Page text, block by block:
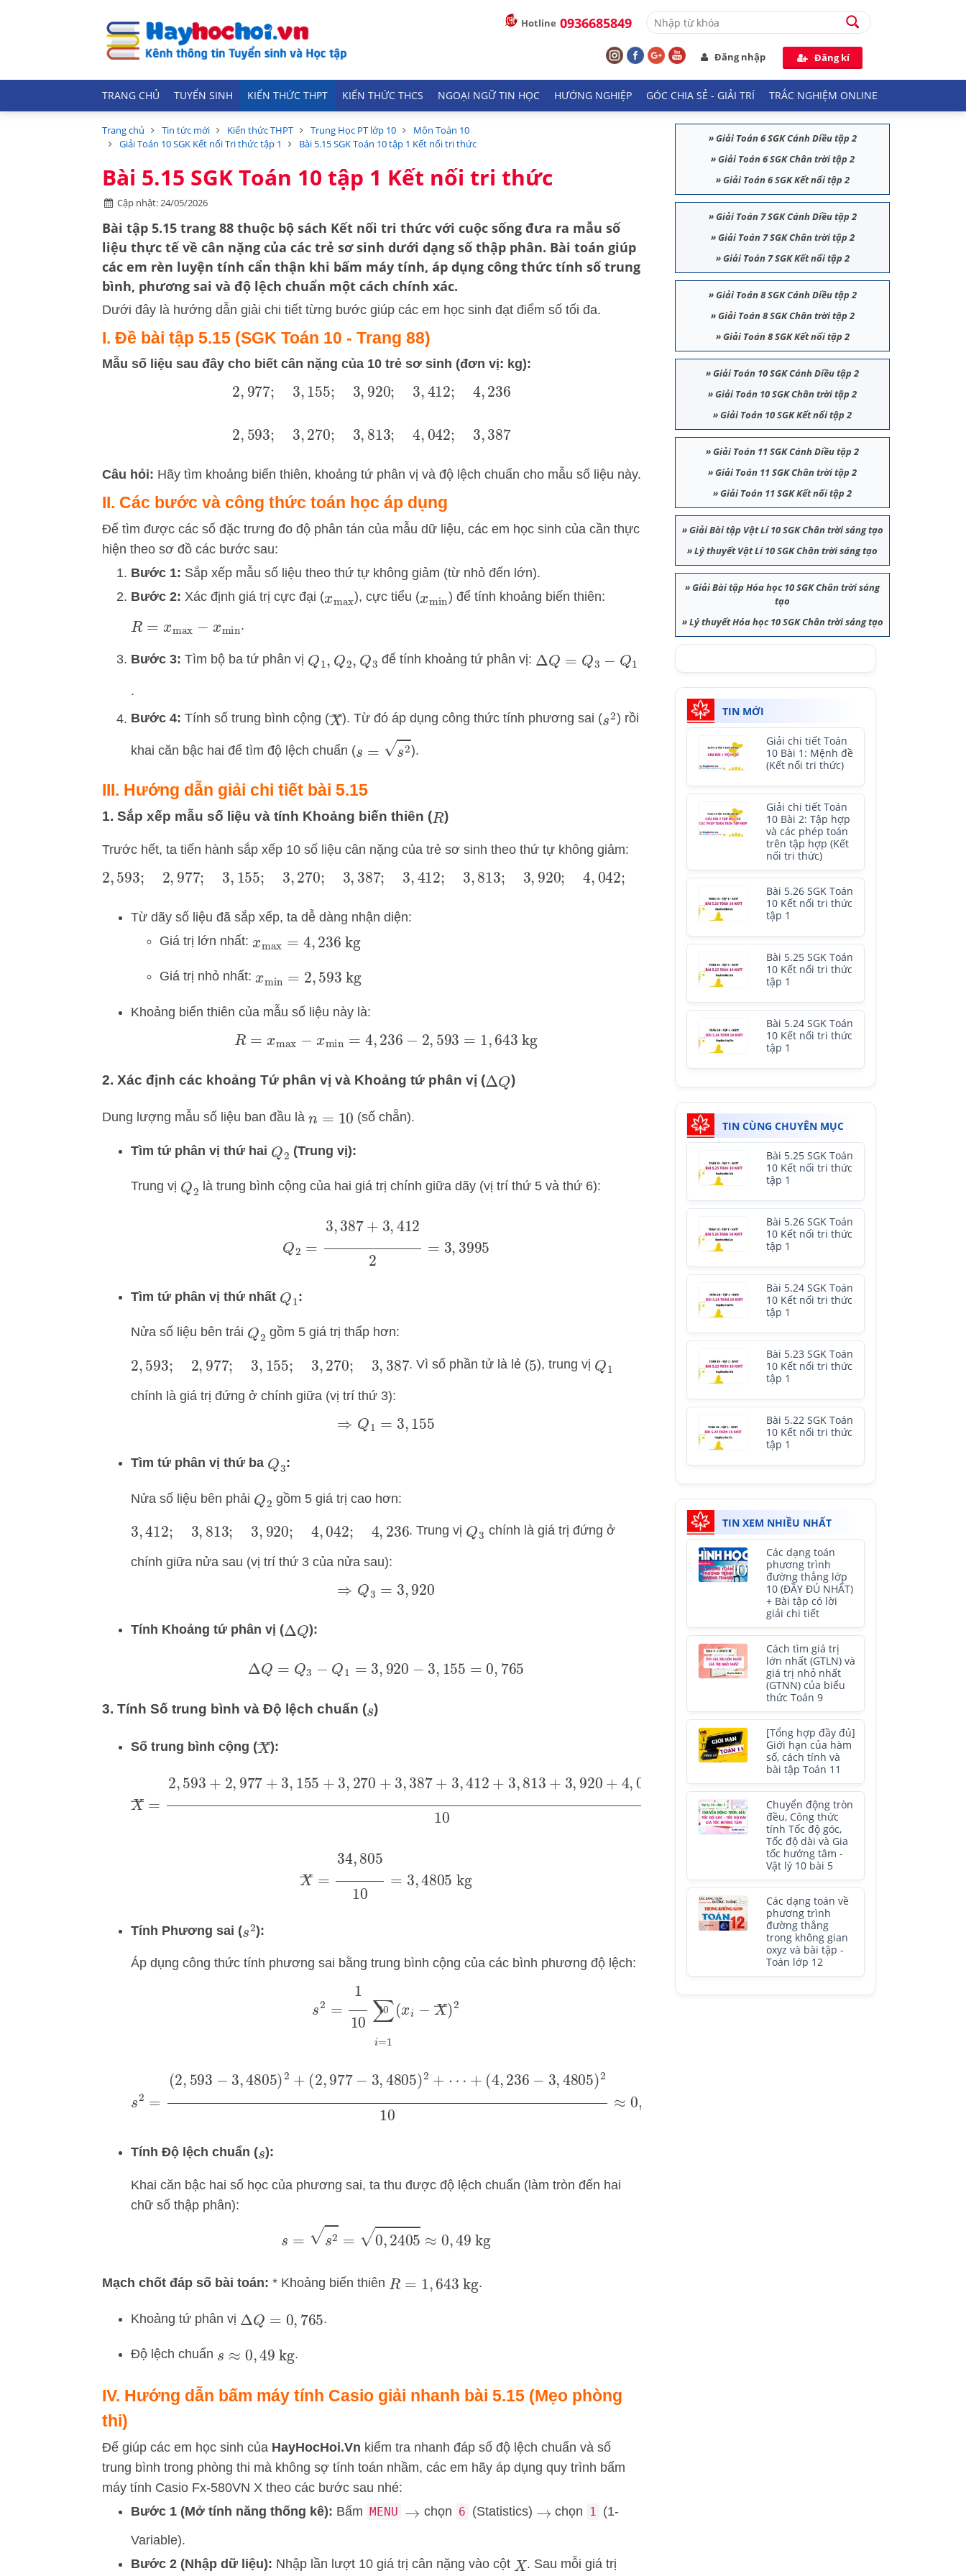
Hotline 0936685849
Đăng nhập Đăng kí
TRANG CHỦ TUYỂN SINH KIẾN THỨC THPT KIẾN THỨC THCS NGOẠI NGỮ TIN HỌC HƯỚNG NGHIỆP GÓC CHIA SẺ - GIẢI TRÍ TRẮC NGHIỆM ONLINE
Trang chủ Tin tức mới Kiến thức THPT Trung Học PT lớp 10
Môn Toán 10
Giải Toán 10 SGK Kết nối Tri thức tập 1
Bài 5.15 SGK Toán 10 tập 1 Kết nối tri thức
Bài 5.15 SGK Toán 10 tập 1 Kết nối tri thức
Cập nhật: 24/05/2026
Bài tập 5.15 trang 88 thuộc bộ sách Kết nối tri thức với cuộc sống đưa ra mẫu số
liệu thực tế về cân nặng của các trẻ sơ sinh dưới dạng số thập phân. Bài toán giúp
các em rèn luyện tính cẩn thận khi bấm máy tính, áp dụng công thức tính số trung
bình, phương sai và độ lệch chuẩn một cách chính xác.
Dưới đây là hướng dẫn giải chi tiết từng bước giúp các em học sinh đạt điểm số tối đa.
I. Đề bài tập 5.15 (SGK Toán 10 - Trang 88)
Mẫu số liệu sau đây cho biết cân nặng của 10 trẻ sơ sinh (đơn vị: kg):
2 977 ;3,155 3, 920; 412;4,236
2 593 ;3,270 3, 813; 042;3,387
Câu hỏi: Hãy tìm khoảng biến thiên, khoảng tứ phân vị và độ lệch chuẩn cho mẫu số liệu này.
II. Các bước và công thức toán học áp dụng
Để tìm được các số đặc trưng đo độ phân tán của mẫu dữ liệu, các em học sinh của cần thực
hiện theo sơ đồ các bước sau:
Bước 1: Sắp xếp mẫu số liệu theo thứ tự không giảm (từ nhỏ đến lớn).
Bước 2: Xác định giá trị cực đại (xmax), cực tiểu (xmin) để tính khoảng biến thiên:
R =x max− xmin .
Bước 3: Tìm bộ ba tứ phân vị Q1, Q2, Q3 để tính khoảng tứ phân vị: ΔQ=Q 3−Q1
.
Bước 4: Tính số trung bình cộng (X―
). Từ đó áp dụng công thức tính phương sai (s2) rồi
khai căn bậc hai để tìm độ lệch chuẩn (s =s 2 ).
III. Hướng dẫn giải chi tiết bài 5.15
1. Sắp xếp mẫu số liệu và tính Khoảng biến thiên (R)
Trước hết, ta tiến hành sắp xếp 10 số liệu cân nặng của trẻ sơ sinh theo thứ tự không giảm:
2,593;2 977;3,155 ;3 ,270 387;3, 412; 3,813 3,920;4 042;4,236
Từ dãy số liệu đã sắp xếp, ta dễ dàng nhận diện:
Giá trị lớn nhất: xmax= 4,236kg
Giá trị nhỏ nhất: xmin =2,593kg
Khoảng biến thiên của mẫu số liệu này là:
R =xmax −xmin= 4,236−2 ,593= 1,643kg
2. Xác định các khoảng Tứ phân vị và Khoảng tứ phân vị (ΔQ)
Dung lượng mẫu số liệu ban đầu là n=10 (số chẵn).
Tìm tứ phân vị thứ hai Q2 (Trung vị):
Trung vị Q2 là trung bình cộng của hai giá trị chính giữa dãy (vị trí thứ 5 và thứ 6):
3, 387 +3 ,4122
Tìm tứ phân vị thứ nhất Q1:
Nửa số liệu bên trái Q2 gồm 5 giá trị thấp hơn:
2, 593; 977;3,155;3,270 ,387 . Vì số phần tử là lẻ (5), trung vị Q1
chính là giá trị đứng ở chính giữa (vị trí thứ 3):
⇒ Q1 =3 ,155
Tìm tứ phân vị thứ ba Q3:
Nửa số liệu bên phải Q2 gồm 5 giá trị cao hơn:
3,412; 813;3,920;4,042 4,236 . Trung vị Q3 chính là giá trị đứng ở
chính giữa nửa sau (vị trí thứ 3 của nửa sau):
⇒ Q3 =3 ,920
Tính Khoảng tứ phân vị (ΔQ):
ΔQ=Q 3−Q1 =3,920− 3, 155=0 ,765
3. Tính Số trung bình và Độ lệch chuẩn (s)
Số trung bình cộng (X―
):
2, 593 +2 ,977+ 3,155+3 ,270 +3,387+ 3,412+3,813+ 3,920+4 042+4,23610
34,80510
Tính Phương sai (s2):
Áp dụng công thức tính phương sai bằng trung bình cộng của các bình phương độ lệch:
∑
(2, 593 −3 ,4805)2+ (2 ,977−3 ,4805)2+⋯ +( 4 , 236 −3 ,4805) 210≈0,2405
Tính Độ lệch chuẩn (s):
Khai căn bậc hai số học của phương sai, ta thu được độ lệch chuẩn (làm tròn đến hai
chữ số thập phân):
s=s2=0,2405≈0, 49 kg
Mạch chốt đáp số bài toán: * Khoảng biến thiên R =1 643kg .
Khoảng tứ phân vị ΔQ=0 765 .
Độ lệch chuẩn s ≈0 ,49kg .
IV. Hướng dẫn bấm máy tính Casio giải nhanh bài 5.15 (Mẹo phòng
thi)
Để giúp các em học sinh của HayHocHoi.Vn kiểm tra nhanh đáp số độ lệch chuẩn và số
trung bình trong phòng thi mà không sợ tính toán nhầm, các em hãy áp dụng quy trình bấm
máy tính Casio Fx-580VN X theo các bước sau nhé:
Bước 1 (Mở tính năng thống kê): Bấm MENU → chọn 6 (Statistics) → chọn 1 (1-
Variable).
Bước 2 (Nhập dữ liệu): Nhập lần lượt 10 giá trị cân nặng vào cột X . Sau mỗi giá trị
»Giải Toán 6 SGK Cánh Diều tập 2
»Giải Toán 6 SGK Chân trời tập 2
»Giải Toán 6 SGK Kết nối tập 2
»Giải Toán 7 SGK Cánh Diều tập 2
»Giải Toán 7 SGK Chân trời tập 2
»Giải Toán 7 SGK Kết nối tập 2
»Giải Toán 8 SGK Cánh Diều tập 2
»Giải Toán 8 SGK Chân trời tập 2
»Giải Toán 8 SGK Kết nối tập 2
»Giải Toán 10 SGK Cánh Diều tập 2
»Giải Toán 10 SGK Chân trời tập 2
»Giải Toán 10 SGK Kết nối tập 2
»Giải Toán 11 SGK Cánh Diều tập 2
»Giải Toán 11 SGK Chân trời tập 2
»Giải Toán 11 SGK Kết nối tập 2
»Giải Bài tập Vật Lí 10 SGK Chân trời sáng tạo
»Lý thuyết Vật Lí 10 SGK Chân trời sáng tạo
»Giải Bài tập Hóa học 10 SGK Chân trời sáng
tạo
»Lý thuyết Hóa học 10 SGK Chân trời sáng tạo
TIN MỚI
Giải chi tiết Toán
10 Bài 1: Mệnh đề
(Kết nối tri thức)
Giải chi tiết Toán
10 Bài 2: Tập hợp
và các phép toán
trên tập hợp (Kết
nối tri thức)
Bài 5.26 SGK Toán
10 Kết nối tri thức
tập 1
Bài 5.25 SGK Toán
10 Kết nối tri thức
tập 1
Bài 5.24 SGK Toán
10 Kết nối tri thức
tập 1
TIN CÙNG CHUYÊN MỤC
Bài 5.25 SGK Toán
10 Kết nối tri thức
tập 1
Bài 5.26 SGK Toán
10 Kết nối tri thức
tập 1
Bài 5.24 SGK Toán
10 Kết nối tri thức
tập 1
Bài 5.23 SGK Toán
10 Kết nối tri thức
tập 1
Bài 5.22 SGK Toán
10 Kết nối tri thức
tập 1
TIN XEM NHIỀU NHẤT
Các dạng toán
phương trình
đường thẳng lớp
10 (ĐẦY ĐỦ NHẤT)
+ Bài tập có lời
giải chi tiết
Cách tìm giá trị
lớn nhất (GTLN) và
giá trị nhỏ nhất
(GTNN) của biểu
thức Toán 9
[Tổng hợp đầy đủ]
Giới hạn của hàm
số, cách tính và
bài tập Toán 11
Chuyển động tròn
đều, Công thức
tính Tốc độ góc,
Tốc độ dài và Gia
tốc hướng tâm -
Vật lý 10 bài 5
Các dạng toán về
phương trình
đường thẳng
trong không gian
oxyz và bài tập -
Toán lớp 12